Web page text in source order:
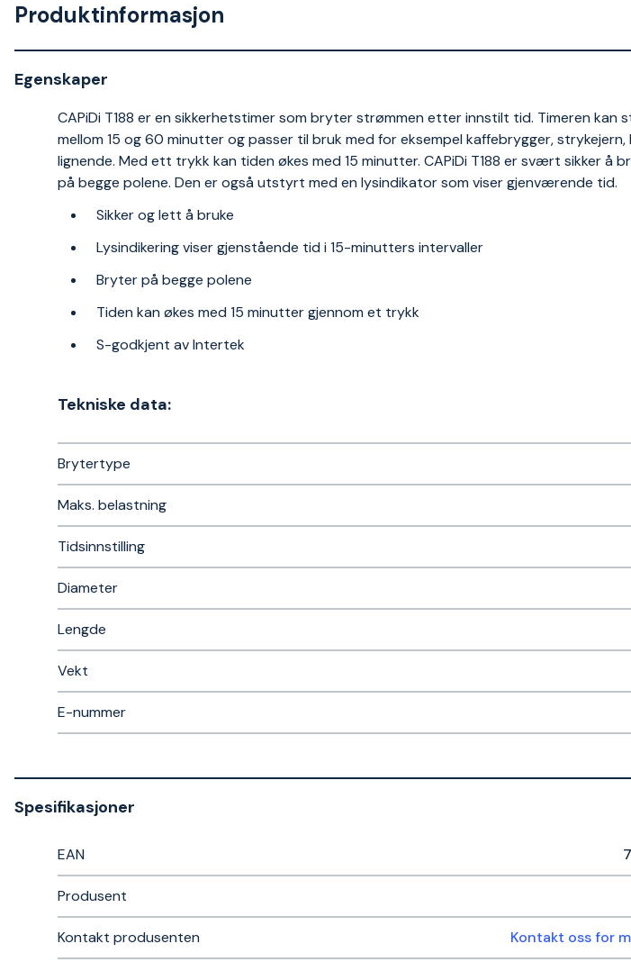
Produktinformasjon
Egenskaper
CAPiDi T188 er en sikkerhetstimer som bryter strømmen etter innstilt tid. Timeren kan
mellom 15 og 60 minutter og passer til bruk med for eksempel kaffebrygger, strykejern,
lignende. Med ett trykk kan tiden økes med 15 minutter. CAPiDi T188 er svært sikker å
på begge polene. Den er også utstyrt med en lysindikator som viser gjenværende tid.
Sikker og lett å bruke
Lysindikering viser gjenstående tid i 15-minutters intervaller
Bryter på begge polene
Tiden kan økes med 15 minutter gjennom et trykk
S-godkjent av Intertek
Tekniske data:
Brytertype
Maks. belastning
Tidsinnstilling
Diameter
Lengde
Vekt
E-nummer
Spesifikasjoner
EAN
Produsent
Kontakt produsenten Kontakt oss for